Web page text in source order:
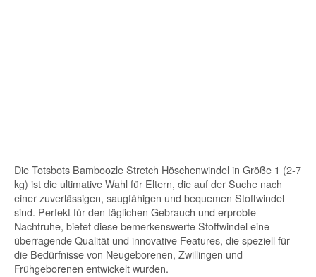
Die Totsbots Bamboozle Stretch Höschenwindel in Größe 1 (2-7
kg) ist die ultimative Wahl für Eltern, die auf der Suche nach
einer zuverlässigen, saugfähigen und bequemen Stoffwindel
sind. Perfekt für den täglichen Gebrauch und erprobte
Nachtruhe, bietet diese bemerkenswerte Stoffwindel eine
überragende Qualität und innovative Features, die speziell für
die Bedürfnisse von Neugeborenen, Zwillingen und
Frühgeborenen entwickelt wurden.